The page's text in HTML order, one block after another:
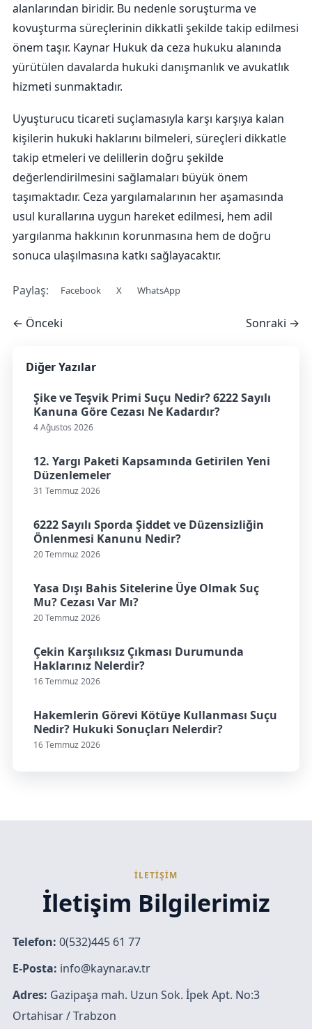
alanlarından biridir. Bu nedenle soruşturma ve
kovuşturma süreçlerinin dikkatli şekilde takip edilmesi
önem taşır. Kaynar Hukukda ceza hukuku alanında
yürütülen davalarda hukuki danışmanlık ve avukatlık
hizmeti sunmaktadır.
Uyuşturucu ticareti suçlamasıyla karşı karşıya kalan
kişilerin hukuki haklarını bilmeleri, süreçleri dikkatle
takip etmeleri ve delillerin doğru şekilde
değerlendirilmesini sağlamaları büyük önem
taşımaktadır. Ceza yargılamalarının her aşamasında
usul kurallarına uygun hareket edilmesi, hem adil
yargılanma hakkının korunmasına hem de doğru
sonuca ulaşılmasına katkı sağlayacaktır.
Paylaş: Facebook X WhatsApp
← Önceki Sonraki →
Diğer Yazılar
Şike ve Teşvik Primi Suçu Nedir? 6222 Sayılı
Kanuna Göre Cezası Ne Kadardır?
4 Ağustos 2026
12. Yargı Paketi Kapsamında Getirilen Yeni
Düzenlemeler
31 Temmuz 2026
6222 Sayılı Sporda Şiddet ve Düzensizliğin
Önlenmesi Kanunu Nedir?
20 Temmuz 2026
Yasa Dışı Bahis Sitelerine Üye Olmak Suç
Mu? Cezası Var Mı?
20 Temmuz 2026
Çekin Karşılıksız Çıkması Durumunda
Haklarınız Nelerdir?
16 Temmuz 2026
Hakemlerin Görevi Kötüye Kullanması Suçu
Nedir? Hukuki Sonuçları Nelerdir?
16 Temmuz 2026
İLETİŞİM
İletişim Bilgilerimiz
Telefon: 0(532)445 61 77
E-Posta: info@kaynar.av.tr
Adres: Gazipaşa mah. Uzun Sok. İpek Apt. No:3
Ortahisar / Trabzon